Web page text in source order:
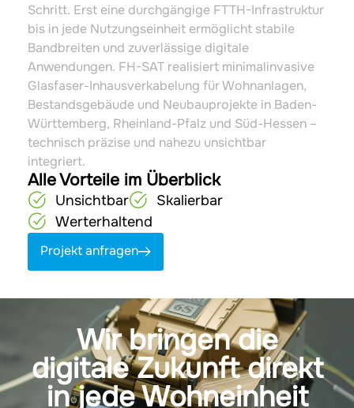
Schritt. Erst eine durchgängige FTTH-Infrastruktur
bis in jede Nutzungseinheit ermöglicht stabile
Bandbreiten und zuverlässige digitale
Anwendungen. FH-SAT realisiert minimalinvasive
Glasfaser-Inhausverkabelung für Wohnanlagen,
Bestandsgebäude und Neubauprojekte in Baden-
Württemberg, Rheinland-Pfalz und Süd-Hessen –
technisch präzise und nahezu unsichtbar
integriert.
Alle Vorteile im Überblick
Unsichtbar
Skalierbar
Werterhaltend
Projekt anfragen
Wir bringen die
digitale Zukunft direkt
in jede Wohneinheit